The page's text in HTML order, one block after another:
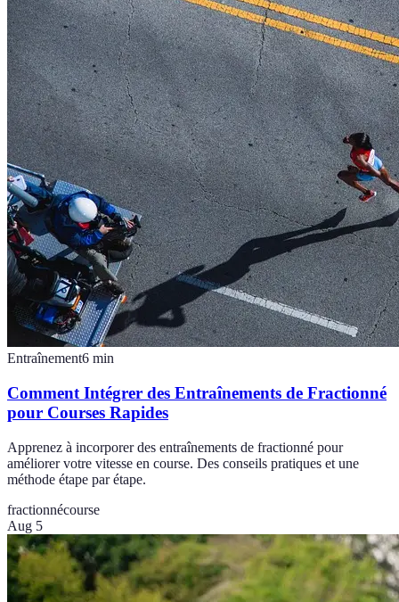
Entraînement6 min
Comment Intégrer des Entraînements de Fractionné
pour Courses Rapides
Apprenez à incorporer des entraînements de fractionné pour
améliorer votre vitesse en course. Des conseils pratiques et une
méthode étape par étape.
fractionnécourse
Aug 5